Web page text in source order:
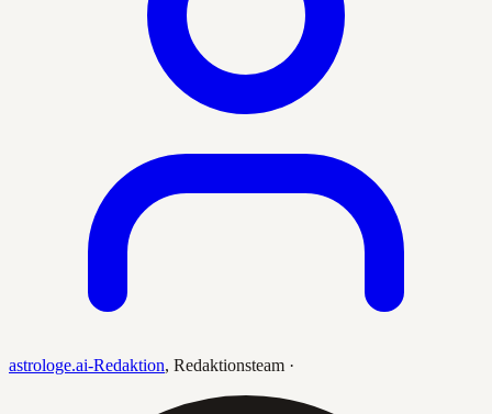
astrologe.ai-Redaktion, Redaktionsteam ·